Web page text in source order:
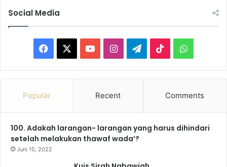
Social Media
a
b
o
o
u
I
n
a
e
g
i
o
W
h
s
Popular Recent Comments
100. Adakah larangan- larangan yang harus dihindari
setelah melakukan thawaf wada’?
Juni 15, 2022